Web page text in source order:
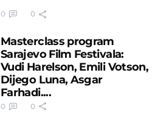
0 0
Masterclass program
Sarajevo Film Festivala:
Vudi Harelson, Emili Votson,
Dijego Luna, Asgar
Farhadi....
0 0